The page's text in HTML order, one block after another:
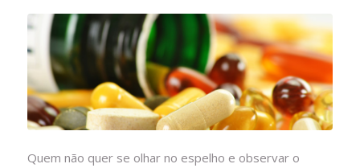
Quem não quer se olhar no espelho e observar o